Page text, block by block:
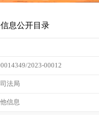
信息公开目录
2023-00012
法局
信息